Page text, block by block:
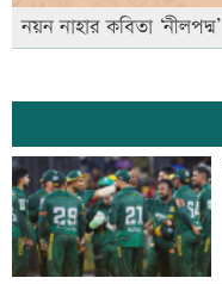
নয়ন নাহার কবিতা ‘নীলপদ্ম’